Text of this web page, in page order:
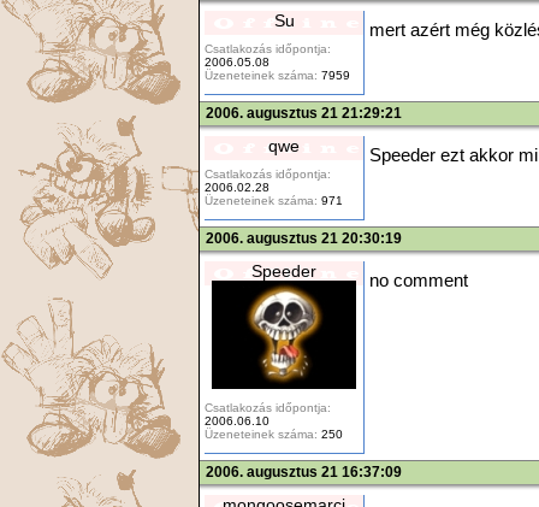
Su
Csatlakozás időpontja:
2006.05.08
Üzeneteinek száma: 7959
mert azért még
2006. augusztus 21 21:29:21
qwe
Csatlakozás időpontja:
2006.02.28
Üzeneteinek száma: 971
Speeder ezt akkor
2006. augusztus 21 20:30:19
Speeder
Csatlakozás időpontja:
2006.06.10
Üzeneteinek száma: 250
no comment
2006. augusztus 21 16:37:09